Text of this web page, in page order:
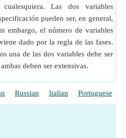
cualesquiera. Las dos variables
pueden ser, en general,
embargo, el número de variables
dado por la regla de las fases.
una de las dos variables debe ser
deben ser extensivas.
Russian Italian Portuguese